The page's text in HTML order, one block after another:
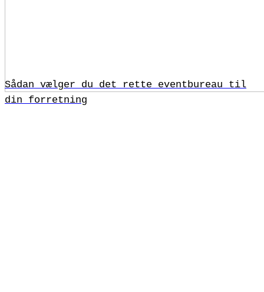
Sådan vælger du det rette eventbureau til
din forretning